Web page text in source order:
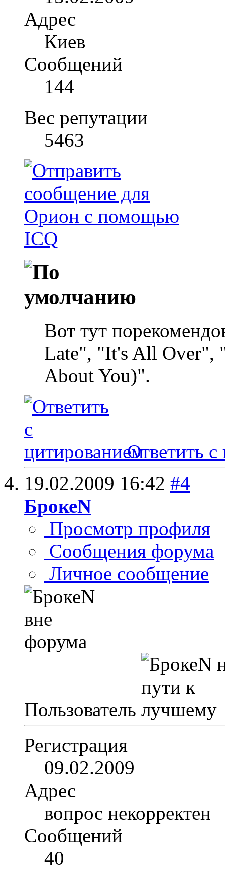
Адрес
Киев
Сообщений
144
Вес репутации
5463
Вот тут
Late", "It's All Over",
About You)".
Ответить с
19.02.2009 16:42 #4
БрокеN
Просмотр профиля
Сообщения форума
Личное сообщение
Пользователь
Регистрация
09.02.2009
Адрес
вопрос некорректен
Сообщений
40